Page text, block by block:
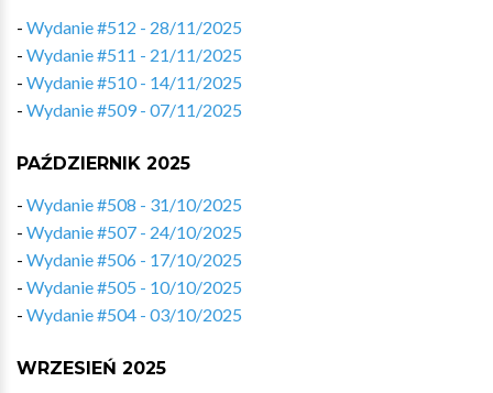
- Wydanie #512 - 28/11/2025
- Wydanie #511 - 21/11/2025
- Wydanie #510 - 14/11/2025
- Wydanie #509 - 07/11/2025
PAŹDZIERNIK 2025
- Wydanie #508 - 31/10/2025
- Wydanie #507 - 24/10/2025
- Wydanie #506 - 17/10/2025
- Wydanie #505 - 10/10/2025
- Wydanie #504 - 03/10/2025
WRZESIEŃ 2025